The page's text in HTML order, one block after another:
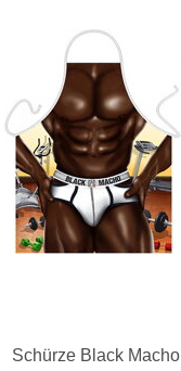
Schürze Black Macho